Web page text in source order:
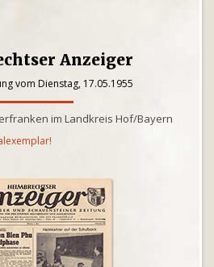
Anzeiger
vom Dienstag, 17.05.1955
im Landkreis Hof/Bayern